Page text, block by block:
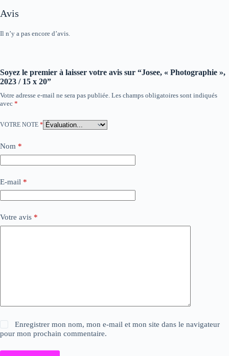
Avis
Il n’y a pas encore d’avis.
Soyez le premier à laisser votre avis sur “Josee, « Photographie »,
2023 / 15 x 20”
Votre adresse e-mail ne sera pas publiée. Les champs obligatoires sont indiqués
avec *
VOTRE NOTE *
Nom *
E-mail *
Votre avis *
Enregistrer mon nom, mon e-mail et mon site dans le navigateur
pour mon prochain commentaire.